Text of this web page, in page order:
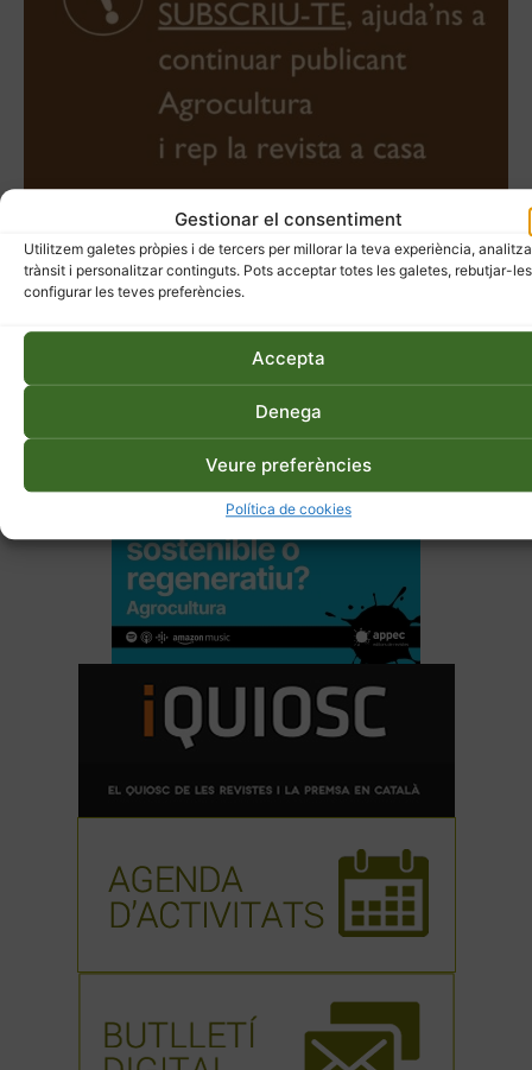
Gestionar el consentiment
Utilitzem galetes pròpies i de tercers per millorar la teva experiència,
trànsit i personalitzar continguts. Pots acceptar totes les galetes, rebutjar-
configurar les teves preferències.
Accepta
Denega
Veure preferències
Política de cookies